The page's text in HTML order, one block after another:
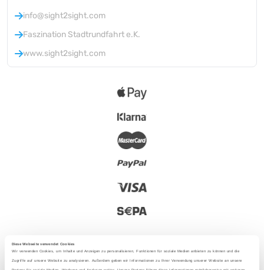
Diese Webseite verwendet Cookies
Wir verwenden Cookies, um Inhalte und Anzeigen zu personalisieren, Funktionen für soziale Medien anbieten zu können und die
Zugriffe auf unsere Website zu analysieren. Außerdem geben wir Informationen zu Ihrer Verwendung unserer Website an unsere
info@sight2sight.com
Faszination Stadtrundfahrt e.K.
www.sight2sight.com